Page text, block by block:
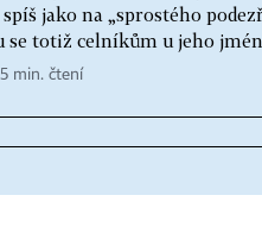
jako na „sprostého
se totiž celníkům u jeho
min. čtení